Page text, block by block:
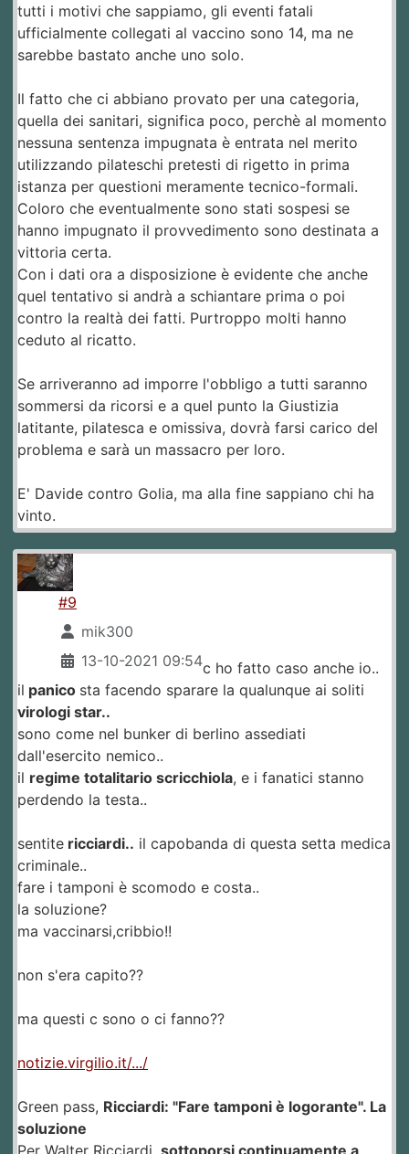
tutti i motivi che sappiamo, gli eventi fatali
ufficialmente collegati al vaccino sono 14, ma ne
sarebbe bastato anche uno solo.
Il fatto che ci abbiano provato per una categoria,
quella dei sanitari, significa poco, perchè al momento
nessuna sentenza impugnata è entrata nel merito
utilizzando pilateschi pretesti di rigetto in prima
istanza per questioni meramente tecnico-formali.
Coloro che eventualmente sono stati sospesi se
hanno impugnato il provvedimento sono destinata a
vittoria certa.
Con i dati ora a disposizione è evidente che anche
quel tentativo si andrà a schiantare prima o poi
contro la realtà dei fatti. Purtroppo molti hanno
ceduto al ricatto.
Se arriveranno ad imporre l'obbligo a tutti saranno
sommersi da ricorsi e a quel punto la Giustizia
latitante, pilatesca e omissiva, dovrà farsi carico del
problema e sarà un massacro per loro.
E' Davide contro Golia, ma alla fine sappiano chi ha
vinto.
#9
mik300
13-10-2021 09:54c ho fatto caso anche io..
il panico sta facendo sparare la qualunque ai soliti
virologi star..
sono come nel bunker di berlino assediati
dall'esercito nemico..
il regime totalitario scricchiola, e i fanatici stanno
perdendo la testa..
sentite ricciardi.. il capobanda di questa setta medica
criminale..
fare i tamponi è scomodo e costa..
la soluzione?
ma vaccinarsi,cribbio!!
non s'era capito??
ma questi c sono o ci fanno??
notizie.virgilio.it/.../
Green pass, Ricciardi: "Fare tamponi è logorante". La
soluzione
Per Walter Ricciardi, sottoporsi continuamente a